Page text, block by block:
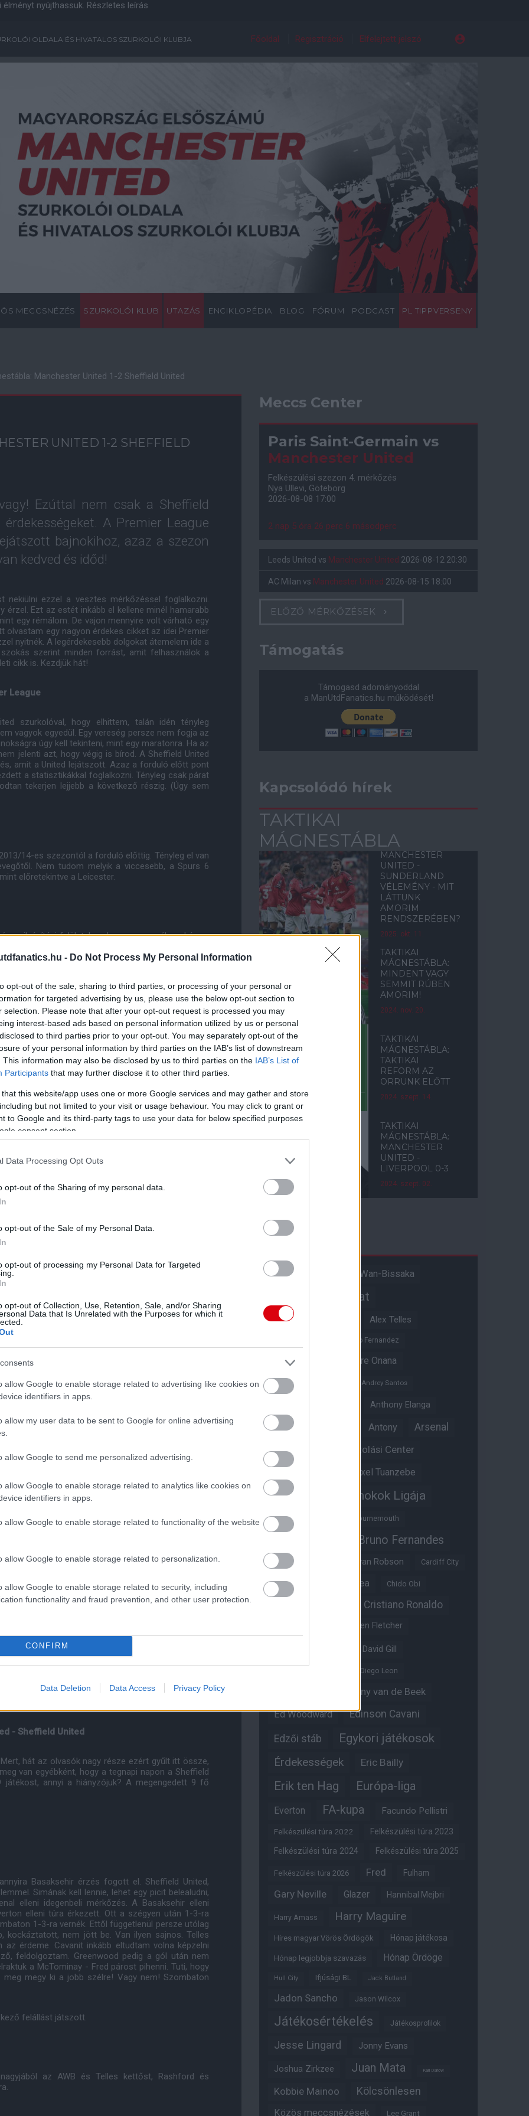
- Do Not Process My Personal Information
opt-out of the sale, sharing to third parties, or processing of your personal or
for targeted advertising by us, please use the below opt-out section to
selection. Please note that after your opt-out request is processed you may
interest-based ads based on personal information utilized by us or personal
to third parties prior to your opt-out. You may separately opt-out of the
of your personal information by third parties on the IAB’s list of downstream
This information may also be disclosed by us to third parties on the IAB’s List of
Participants that may further disclose it to other third parties.
that this website/app uses one or more Google services and may gather and store
but not limited to your visit or usage behaviour. You may click to grant or
to Google and its third-party tags to use your data for below specified purposes
consent section.
Data Processing Opt Outs
opt-out of the Sharing of my personal data.
opt-out of the Sale of my Personal Data.
opt-out of processing my Personal Data for Targeted
opt-out of Collection, Use, Retention, Sale, and/or Sharing
Data that Is Unrelated with the Purposes for which it
allow Google to enable storage related to advertising like cookies on
identifiers in apps.
allow my user data to be sent to Google for online advertising
allow Google to send me personalized advertising.
allow Google to enable storage related to analytics like cookies on
identifiers in apps.
allow Google to enable storage related to functionality of the website
allow Google to enable storage related to personalization.
allow Google to enable storage related to security, including
functionality and fraud prevention, and other user protection.
CONFIRM
Data Deletion Data Access Privacy Policy
nyújthassuk. Részletes leírás
OLDALA ÉS HIVATALOS SZURKOLÓI KLUBJA Főoldal Regisztráció Elfelejtett jelszó
MECCSNÉZÉS SZURKOLÓI KLUB UTAZÁS ENCIKLOPÉDIA BLOG FÓRUM PODCAST PL TIPPVERSENY
Manchester United 1-2 Sheffield United
UNITED 1-2 SHEFFIELD
Ezúttal nem csak a Sheffield
A Premier League
bajnokihoz, azaz a szezon
kedved és időd!
nekiülni ezzel a vesztes mérkőzéssel foglalkozni.
érzel. Ezt az estét inkább el kellene minél hamarabb
egy rémálom. De vajon mennyire volt várható egy
egy nagyon érdekes cikket az idei Premier
nyitnék. A legérdekesebb dolgokat átemelem ide a
szerint minden forrást, amit felhasználok a
cikk is. Kezdjük hát!
League
szurkolóval, hogy elhittem, talán idén tényleg
vagyok egyedül. Egy vereség persze nem fogja az
úgy kell tekinteni, mint egy maratonra. Ha az
jelenti azt, hogy végig is bírod. A Sheffield United
amit a United lejátszott. Azaz a forduló előtt pont
a statisztikákkal foglalkozni. Tényleg csak párat
tekerjen lejjebb a következő részig. (Úgy sem
14-es szezontól a forduló előttig. Tényleg el van
Nem tudom melyik a viccesebb, a Spurs 6
előretekintve a Leicester.
felületeken, hogy nagyon álmoskásan,
Erre láthatjuk az alátámasztást a fenti képen.
Összesen 24 kapura lövést tudtak
tízzel többet, azaz 34 lövést engedélyeztek
főleg a Shots Against oszlopban, milyen
talán a Shots sem annyira a Bajnokok Ligája szintű
egy másik forrásból megerősítem a feljebb
a mérkőzés végén borzasztóan erős a United.
lehet-e összefüggés, hogy Ole imád a 75. perc
akkor előbb is billenne ki a mérkőzés képe? Jó
a United 2 gólos vagy nagyobb előnyben vagy
statisztikáit is, ha már mindig Pepet emlegetem.
szomszéd, mi egyéb más.
hogy ők a 16-30 perc közötti időszakot
negyedórában három gólt rúgott és már hatot
az is látható, és ez energiatakarékosságban döntő
játszhattak. A Unitednál ez 139 perc. Ha a
két mérkőzés a 238 perc. Azaz ennyi ideje volt
de a United erénye, hogy hátrányból is bármikor
hátrányból melyik csapatok gyűjtötték a Premier
évi bajnokok, feltételezve, hogy a Manchester
ez hagyomány.
aktuálisabb nem is lehetne, pedig ez még a forduló
növekedett, mert egyetlen percig sem vezetett a
hogy csupán 171 percig vezetett az Old
csapatok tudtak még ennél is kevesebbet
a végére! Ez egy komplexebb ábra, de én most
csapatról megmutatja, hogy melyik csapat
döntetlenre vagy győzelemre. A szeretett
21%-ban állt vesztésre, 52%-ban
Ez pontosan annyi, mint pl. a Crystal Palace
se tudott jobbat felmutatni féltávnál, Arteta
vesztésre, ez is kiolvasható. Ez az adat ráadásul
állást, ha a labda játékban van. Szóval nem
10 percig áll a játék, mert valaki súlyosan
ha a labda játékban van.
hogy ne csak arról írjunk, hogy mi ment félre a
hogy ami számít az itt látható, a Premier League
- Liverpool mérkőzés előtt íródik, így az még majd
- Sheffield United
hát az olvasók nagy része ezért gyűlt itt össze,
van egyébként, hogy a tegnapi napon a Sheffield
annyi a hiányzójuk? A megengedett 9 fő
Basaksehir érzés fogott el. Sheffield United,
Simának kell lennie, lehet egy picit belealudni,
elleni idegenbeli mérkőzés. A Basaksehir elleni
elleni túra érkezett. Ott a szégyen után 1-3-ra
1-3-ra vernék. Ettől függetlenül persze utólag
kockáztatott, nem jött be. Van ilyen sajnos. Telles
érdeme. Cavanit inkább eltudtam volna képzelni
feldolgoztam. Greenwood pedig a gól után nem
a McTominay - Fred párost pihenni. Tuti, hogy
megy ki a jobb szélre! Vagy nem! Szombaton
felállást játszott.
az AWB és Telles kettőst, Rashford és
Meccs Center
Paris Saint-Germain vs
Manchester United
Felkészülési szezon 4. mérkőzés
Nya Ullevi, Göteborg
2026-08-08 17:00
2 nap 5 óra 26 perc 5 másodperc
Leeds United vs Manchester United 2026-08-12 20:30
AC Milan vs Manchester United 2026-08-15 18:00
ELŐZŐ MÉRKŐZÉSEK
Támogatás
Támogasd adományoddal
a ManUtdFanatics.hu működését!
Kapcsolódó hírek
TAKTIKAI
MÁGNESTÁBLA
MANCHESTER
UNITED -
SUNDERLAND
VÉLEMÉNY - MIT
LÁTTUNK
AMORIM
RENDSZERÉBEN?
2025. okt. 11.
TAKTIKAI
MÁGNESTÁBLA:
MINDENT VAGY
SEMMIT RÚBEN
AMORIM!
2024. nov. 20.
TAKTIKAI
MÁGNESTÁBLA:
TAKTIKAI
REFORM AZ
ORRUNK ELŐTT
2024. szept. 14.
TAKTIKAI
MÁGNESTÁBLA:
MANCHESTER
UNITED -
LIVERPOOL 0-3
2024. szept. 02.
Címkék
A hangadó Aaron Wan-Bissaka
Akadémiai csapat
Alejandro Garnacho Alex Telles
Alvaro Fernandez
Amad Diallo
Andre Onana
Andreas Pereira
Andrey Santos
Anthony Elanga
Anthony Martial Antony Arsenal
Aston Villa Átigazolási Center
Átigazolások Axel Tuanzebe
Ayden Heaven Bajnokok Ligája
Benjamin Sesko Bournemouth
Bruno Fernandes
Bryan Mbeumo Bryan Robson Cardiff City
Casemiro Chelsea Chido Obi
Cristiano Ronaldo
Darren Fletcher
David Gill
Diego Leon
Donny van de Beek
Ed Woodward
Edinson Cavani
Edzői stáb Egykori játékosok
Érdekességek Eric Bailly
Erik ten Hag Európa-liga
Everton FA-kupa Facundo Pellistri
Felkészülési túra 2022 Felkészülési túra 2023
Felkészülési túra 2024 Felkészülési túra 2025
Felkészülési túra 2026 Fred Fulham
Gary Neville Glazer Hannibal Mejbri
Harry Amass Harry Maguire
Híres magyar Vörös Ördögök Hónap játékosa
Hónap legjobbja szavazás Hónap Ördöge
Hull City Ifjúsági BL Jack Butland
Jadon Sancho Jason Wilcox
Játékosértékelés Játékosprofilok
Jesse Lingard Jonny Evans
Joshua Zirkzee Juan Mata Karl Darlow
Kobbie Mainoo Kölcsönlesen
Közös meccsnézések Lee Grant